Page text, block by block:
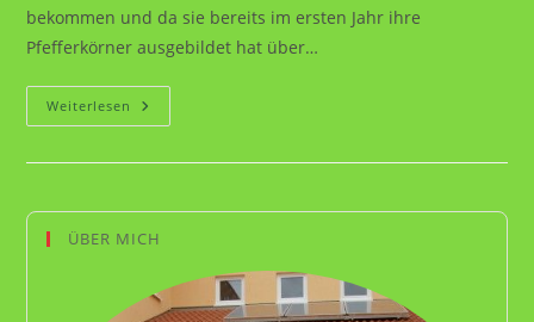
bekommen und da sie bereits im ersten Jahr ihre
Pfefferkörner ausgebildet hat über…
Weiterlesen Der
Sezuan-
ÜBER MICH